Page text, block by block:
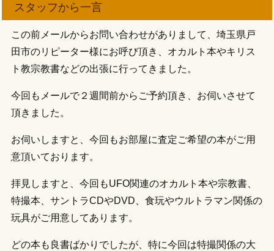
スタッフから一言
この前メールからお問い合わせがありまして、埼玉県戸
田市のリピーター様にお呼び頂き、オカルト本やキリス
ト教宗教書などの出張に行ってきました。
今回もメールで２週間前からご予約頂き、お伺いさせて
頂きました。
お伺いしますと、今回もお部屋に査定ご希望の本がご用
意頂いております。
拝見しますと、今回もUFO関連のオカルト本や宗教書、
特撮本、サントラCDやDVD、食玩やウルトラマン関係の
玩具がご用意してあります。
どの本も良書ばかりでしたが、特に今回は特撮関係の大